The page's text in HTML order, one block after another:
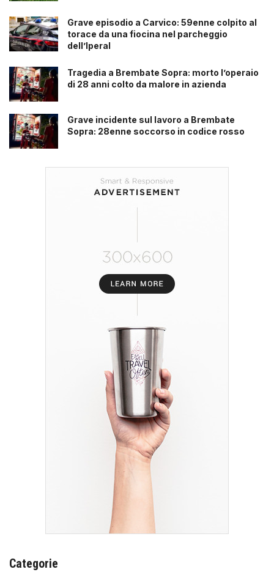
Grave episodio a Carvico: 59enne colpito al
torace da una fiocina nel parcheggio
dell’Iperal
Tragedia a Brembate Sopra: morto l’operaio
di 28 anni colto da malore in azienda
Grave incidente sul lavoro a Brembate
Sopra: 28enne soccorso in codice rosso
Categorie